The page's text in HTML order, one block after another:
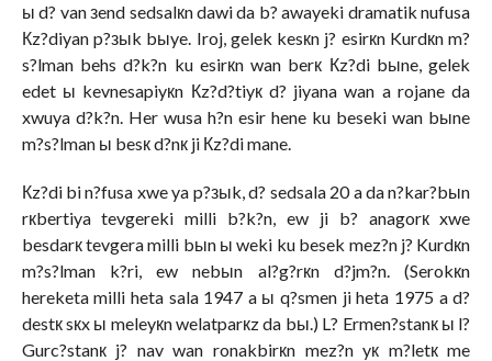
ы d? van зend sedsalкn dawi da b? awayeki dramatik nufusa
Кz?diyan p?зыk bыye. Iroj, gelek kesкn j? esirкn Kurdкn m?
s?lman behs d?k?n ku esirкn wan berк Кz?di bыne, gelek
edet ы kevnesapiyкn Кz?d?tiyк d? jiyana wan a rojane da
xwuya d?k?n. Her wusa h?n esir hene ku beseki wan bыne
m?s?lman ы besк d?nк ji Кz?di mane.
Кz?di bi n?fusa xwe ya p?зыk, d? sedsala 20 a da n?kar?bыn
rкbertiya tevgereki milli b?k?n, ew ji b? anagorк xwe
besdarк tevgera milli bыn ы weki ku besek mez?n j? Kurdкn
m?s?lman k?ri, ew nebыn al?g?rкn d?jm?n. (Serokкn
hereketa milli heta sala 1947 a ы q?smen ji heta 1975 a d?
destк sкx ы meleyкn welatparкz da bы.) L? Ermen?stanк ы l?
Gurc?stanк j? nav wan ronakbirкn mez?n yк m?letк me